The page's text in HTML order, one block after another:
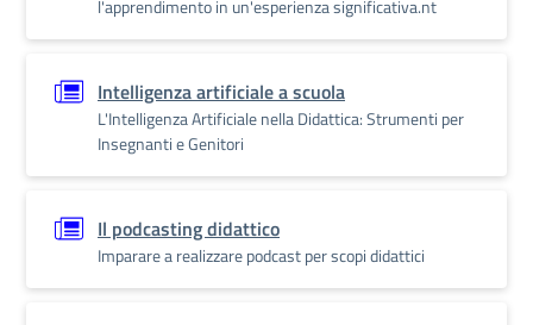
l'apprendimento in un'esperienza significativa.nt
Intelligenza artificiale a scuola
L'Intelligenza Artificiale nella Didattica: Strumenti per
Insegnanti e Genitori
Il podcasting didattico
Imparare a realizzare podcast per scopi didattici